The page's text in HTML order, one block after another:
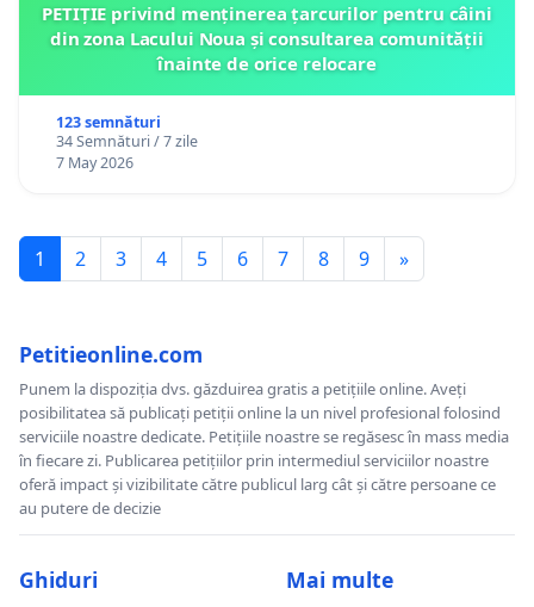
PETIȚIE privind menținerea țarcurilor pentru câini
din zona Lacului Noua și consultarea comunității
înainte de orice relocare
123 semnături
34 Semnături / 7 zile
7 May 2026
1 2 3 4 5 6 7 8 9 »
Petitieonline.com
Punem la dispoziția dvs. găzduirea gratis a petițiile online. Aveți
posibilitatea să publicați petiții online la un nivel profesional folosind
serviciile noastre dedicate. Petițiile noastre se regăsesc în mass media
în fiecare zi. Publicarea petițiilor prin intermediul serviciilor noastre
oferă impact și vizibilitate către publicul larg cât și către persoane ce
au putere de decizie
Ghiduri Mai multe